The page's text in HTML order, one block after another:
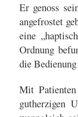
Er genoss
angefrostet
eine
Ordnung
die
Mit
gutherzigen